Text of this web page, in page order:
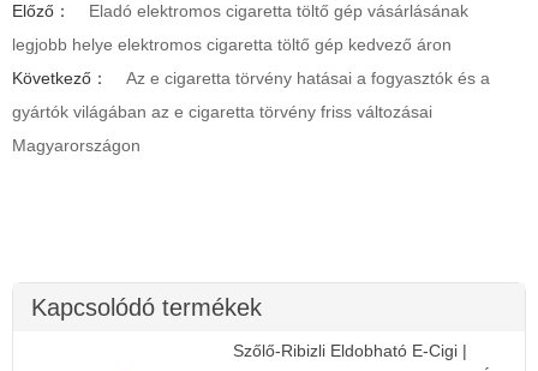
Előző：
Eladó elektromos cigaretta töltő gép vásárlásának
legjobb helye elektromos cigaretta töltő gép kedvező áron
Következő：
Az e cigaretta törvény hatásai a fogyasztók és a
gyártók világában az e cigaretta törvény friss változásai
Magyarországon
Kapcsolódó termékek
Szőlő-Ribizli Eldobható E-Cigi |